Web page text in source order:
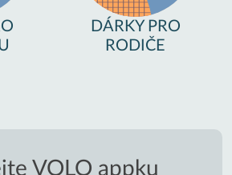
DÁRKY PRO
RODIČE
VOLO appku